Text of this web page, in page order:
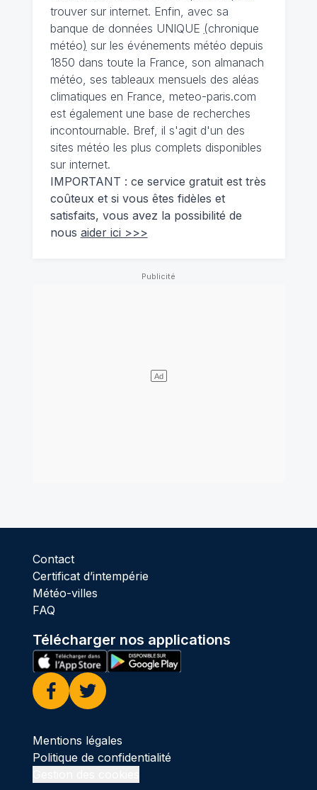
trouver sur internet. Enfin, avec sa
banque de données UNIQUE (chronique
météo) sur les événements météo depuis
1850 dans toute la France, son almanach
météo, ses tableaux mensuels des aléas
climatiques en France, meteo-paris.com
est également une base de recherches
incontournable. Bref, il s'agit d'un des
sites météo les plus complets disponibles
sur internet.
IMPORTANT : ce service gratuit est très
coûteux et si vous êtes fidèles et
satisfaits, vous avez la possibilité de
nous aider ici >>>
Contact
Certificat d’intempérie
Météo-villes
FAQ
Télécharger nos applications
Facebook
Twitter
Mentions légales
Politique de confidentialité